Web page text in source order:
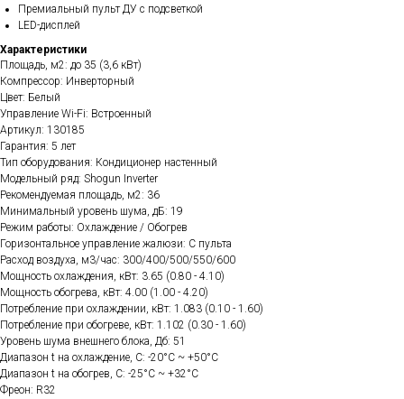
Премиальный пульт ДУ с подсветкой
LED-дисплей
Характеристики
Площадь, м2: до 35 (3,6 кВт)
Компрессор: Инверторный
Цвет: Белый
Управление Wi-Fi: Встроенный
Артикул: 130185
Гарантия: 5 лет
Тип оборудования: Кондиционер настенный
Модельный ряд: Shogun Inverter
Рекомендуемая площадь, м2: 36
Минимальный уровень шума, дБ: 19
Режим работы: Охлаждение / Обогрев
Горизонтальное управление жалюзи: С пульта
Расход воздуха, м3/час: 300/400/500/550/600
Мощность охлаждения, кВт: 3.65 (0.80 - 4.10)
Мощность обогрева, кВт: 4.00 (1.00 - 4.20)
Потребление при охлаждении, кВт: 1.083 (0.10 - 1.60)
Потребление при обогреве, кВт: 1.102 (0.30 - 1.60)
Уровень шума внешнего блока, Дб: 51
Диапазон t на охлаждение, C: -20°С ~ +50°С
Диапазон t на обогрев, C: -25°С ~ +32°С
Фреон: R32